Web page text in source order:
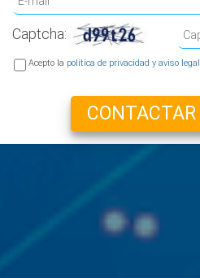
Captcha:
Acepto la política de privacidad y aviso legal